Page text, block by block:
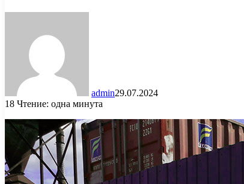
admin29.07.2024
18 Чтение: одна минута